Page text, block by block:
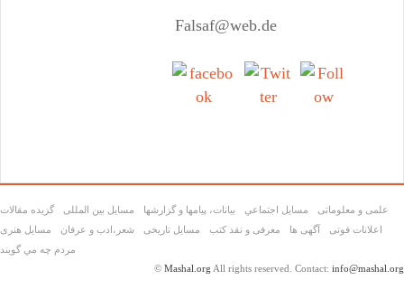
Falsaf@web.de
گزیده مقالات مسایل بین المللی بیانات، پیامها و گزارشها مسايل اجتماعي
علمی و معلوماتی
مسايل هنری
شعر،ادب و عرفان مسایل تاریخی معرفی و نقد کتب آگهی ها
اعلانات فوتی
مردم چه مي گويند
© Mashal.org All rights reserved. Contact: info@mashal.org